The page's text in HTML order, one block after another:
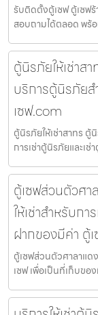
รับติดตั้งตู้เซฟ ตู้เซฟ
สอบถามได้ตลอด พร้
ตู้นิรภัยให้เช่าส
บริการตู้นิรภัยส
เซฟ.com
ตู้นิรภัยให้เช่าสาทร ตู้
การเช่าตู้นิรภัยและเ
ตู้เซฟส่วนตัวศ
ให้เช่าสำหรับกา
ฝากของมีค่า ตู้
ตู้เซฟส่วนตัวศาลาแด
เซฟ เพื่อเป็นที่เก็บขอ